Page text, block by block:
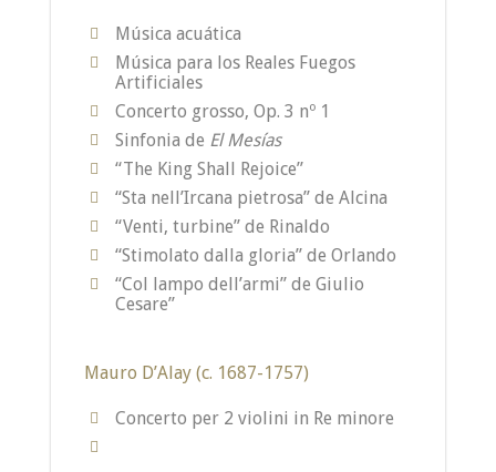
Música acuática
Música para los Reales Fuegos
Artificiales
Concerto grosso, Op. 3 nº 1
Sinfonia de El Mesías
“The King Shall Rejoice”
“Sta nell’Ircana pietrosa” de Alcina
“Venti, turbine” de Rinaldo
“Stimolato dalla gloria” de Orlando
“Col lampo dell’armi” de Giulio
Cesare”
Mauro D’Alay (c. 1687-1757)
Concerto per 2 violini in Re minore